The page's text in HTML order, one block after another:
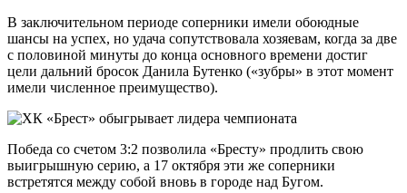
В заключительном периоде соперники имели обоюдные
шансы на успех, но удача сопутствовала хозяевам, когда за две
с половиной минуты до конца основного времени достиг
цели дальний бросок Данила Бутенко («зубры» в этот момент
имели численное преимущество).
Победа со счетом 3:2 позволила «Бресту» продлить свою
выигрышную серию, а 17 октября эти же соперники
встретятся между собой вновь в городе над Бугом.